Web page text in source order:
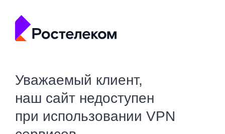
Уважаемый клиент,
наш сайт недоступен
при использовании VPN